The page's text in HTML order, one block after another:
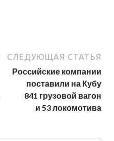
СЛЕДУЮЩАЯ СТАТЬЯ
Российские компании
поставили на Кубу
841 грузовой вагон
и 53 локомотива